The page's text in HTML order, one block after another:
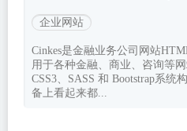
企业网站
Cinkes是金融业务公司网站
用于各种金融、商业、咨询等
CSS3、SASS 和 Bootstrap系统
备上看起来都...